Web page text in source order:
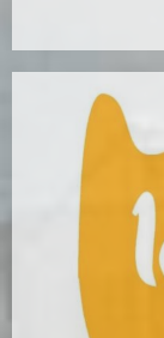
Pameran Seni
KONDISI DI
Ernest
menggambarkan…